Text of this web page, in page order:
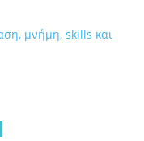
μνήμη, skills και